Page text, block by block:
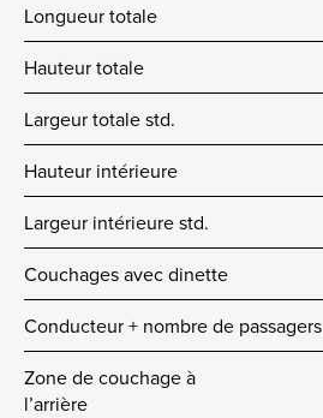
Longueur totale
Hauteur totale
Largeur totale std.
Hauteur intérieure
Largeur intérieure std.
Couchages avec dinette
Conducteur + nombre de passagers
Zone de couchage à
l’arrière